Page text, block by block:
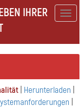
IHRER
Herunterladen